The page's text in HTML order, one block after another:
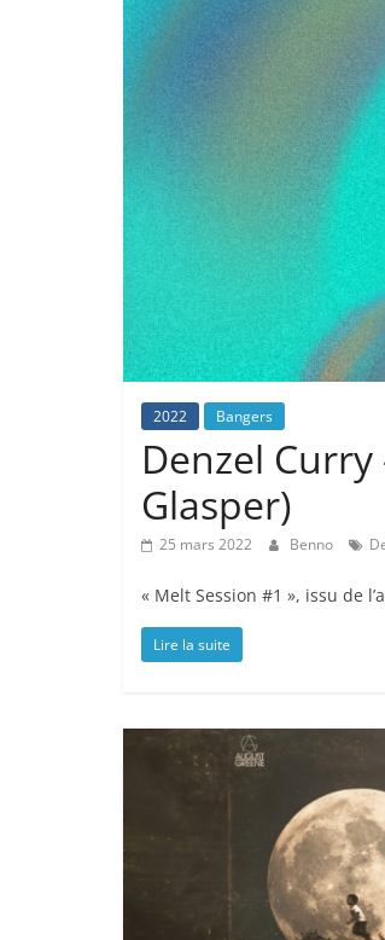
2022 Bangers
Denzel
Glasper)
25 mars 2022 Benno
« Melt Session #1 », issu de
Lire la suite